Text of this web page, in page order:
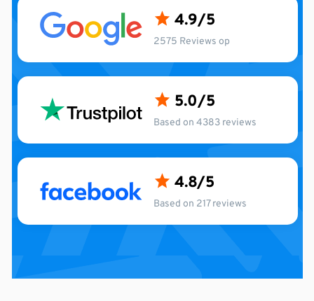
4.9
2575 Reviews op
5.0
Based on 4383 reviews
4.8
Based on 217 reviews